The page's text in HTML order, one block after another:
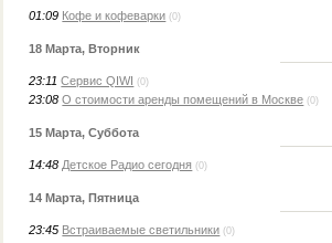
01:09 Кофе и кофеварки (0)
18 Марта, Вторник
23:11 Сервис QIWI (0)
23:08 О стоимости аренды помещений в Москве (0)
15 Марта, Суббота
14:48 Детское Радио сегодня (0)
14 Марта, Пятница
23:45 Встраиваемые светильники (0)